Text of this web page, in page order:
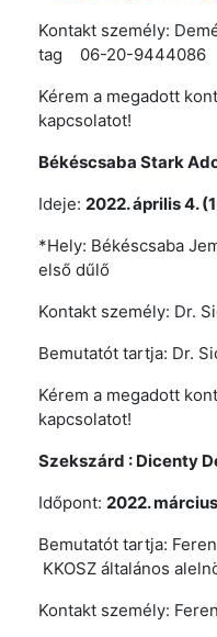
Kontakt személy:
tag 06-20-9444086
Kérem a megadott
kapcsolatot!
Békéscsaba Stark
Ideje: 2022. április 4.
*Hely: Békéscsaba
első dűlő
Kontakt személy: Dr.
Bemutatót tartja: Dr.
Kérem a megadott
kapcsolatot!
Szekszárd : Dicenty
Időpont: 2022.
Bemutatót tartja:
KKOSZ általános
Kontakt személy: